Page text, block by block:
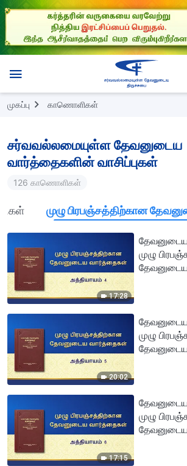
முகப்பு காணொளிகள்
சர்வவல்லமையுள்ள தேவனுடைய
வார்த்தைகளின் வாசிப்புகள்
126 காணொளிகள்
முழு பிரபஞ்சத்திற்கான
17:28
முழு
20:02
முழு
17:15
முழு